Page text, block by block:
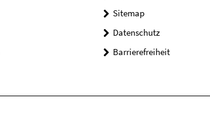
Sitemap
Datenschutz
Barrierefreiheit